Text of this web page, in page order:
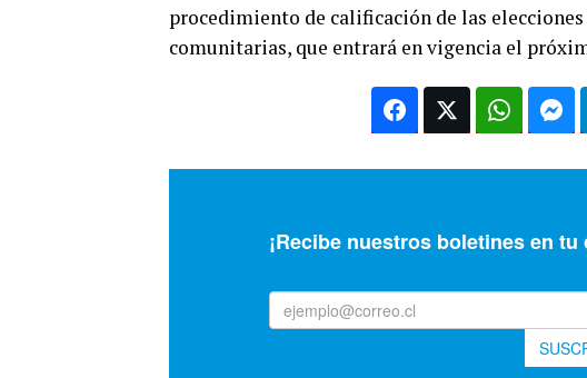
procedimiento de calificación de las
comunitarias, que entrará en vigencia el